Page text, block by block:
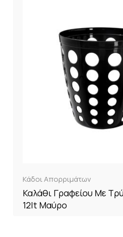
Κάδοι Απορριμάτων
Καλάθι Γραφείου Με
12lt Μαύρο